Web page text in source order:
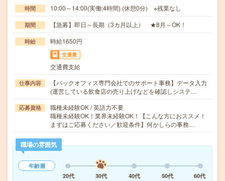
時間 10:00～14:00(実働:4時間) (休憩0分) ※残業なし
期間 【急募】即日～長期（3カ月以上） ★8月～OK！
時給 時給1650円
交通費
交通費支給
仕事内容
【バックオフィス専門会社でのサポート事務】データ入力
(運営している飲食店の売り上げなどを確認しシステ…
応募資格
職種未経験OK / 英語力不要
職種未経験OK！業界未経験OK！【こんな方におススメ！
まずはご応募ください／歓迎条件】何かしらの事務…
職場の雰囲気
年齢層
20代
30代 40代 50代 60代